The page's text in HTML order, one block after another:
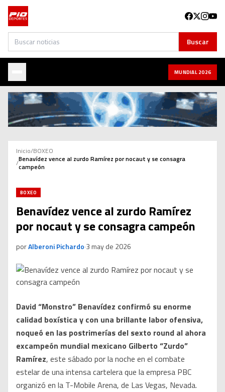
Buscar Buscar
MUNDIAL 2026
Inicio/BOXEO
/Benavídez vence al zurdo Ramírez por nocaut y se consagra
campeón
BOXEO
Benavídez vence al zurdo Ramírez
por nocaut y se consagra campeón
porAlberoni Pichardo·3 may de 2026
David “Monstro” Benavídez confirmó su enorme
calidad boxística y con una brillante labor ofensiva,
noqueó en las postrimerías del sexto round al ahora
excampeón mundial mexicano Gilberto “Zurdo”
Ramírez, este sábado por la noche en el combate
estelar de una intensa cartelera que la empresa PBC
organizó en la T-Mobile Arena, de Las Vegas, Nevada.